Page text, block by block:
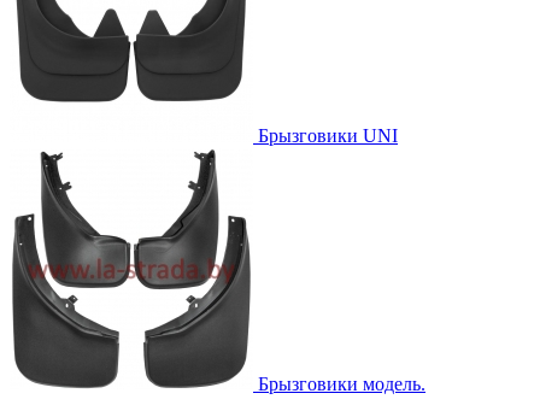
Брызговики UNI
Брызговики модель.